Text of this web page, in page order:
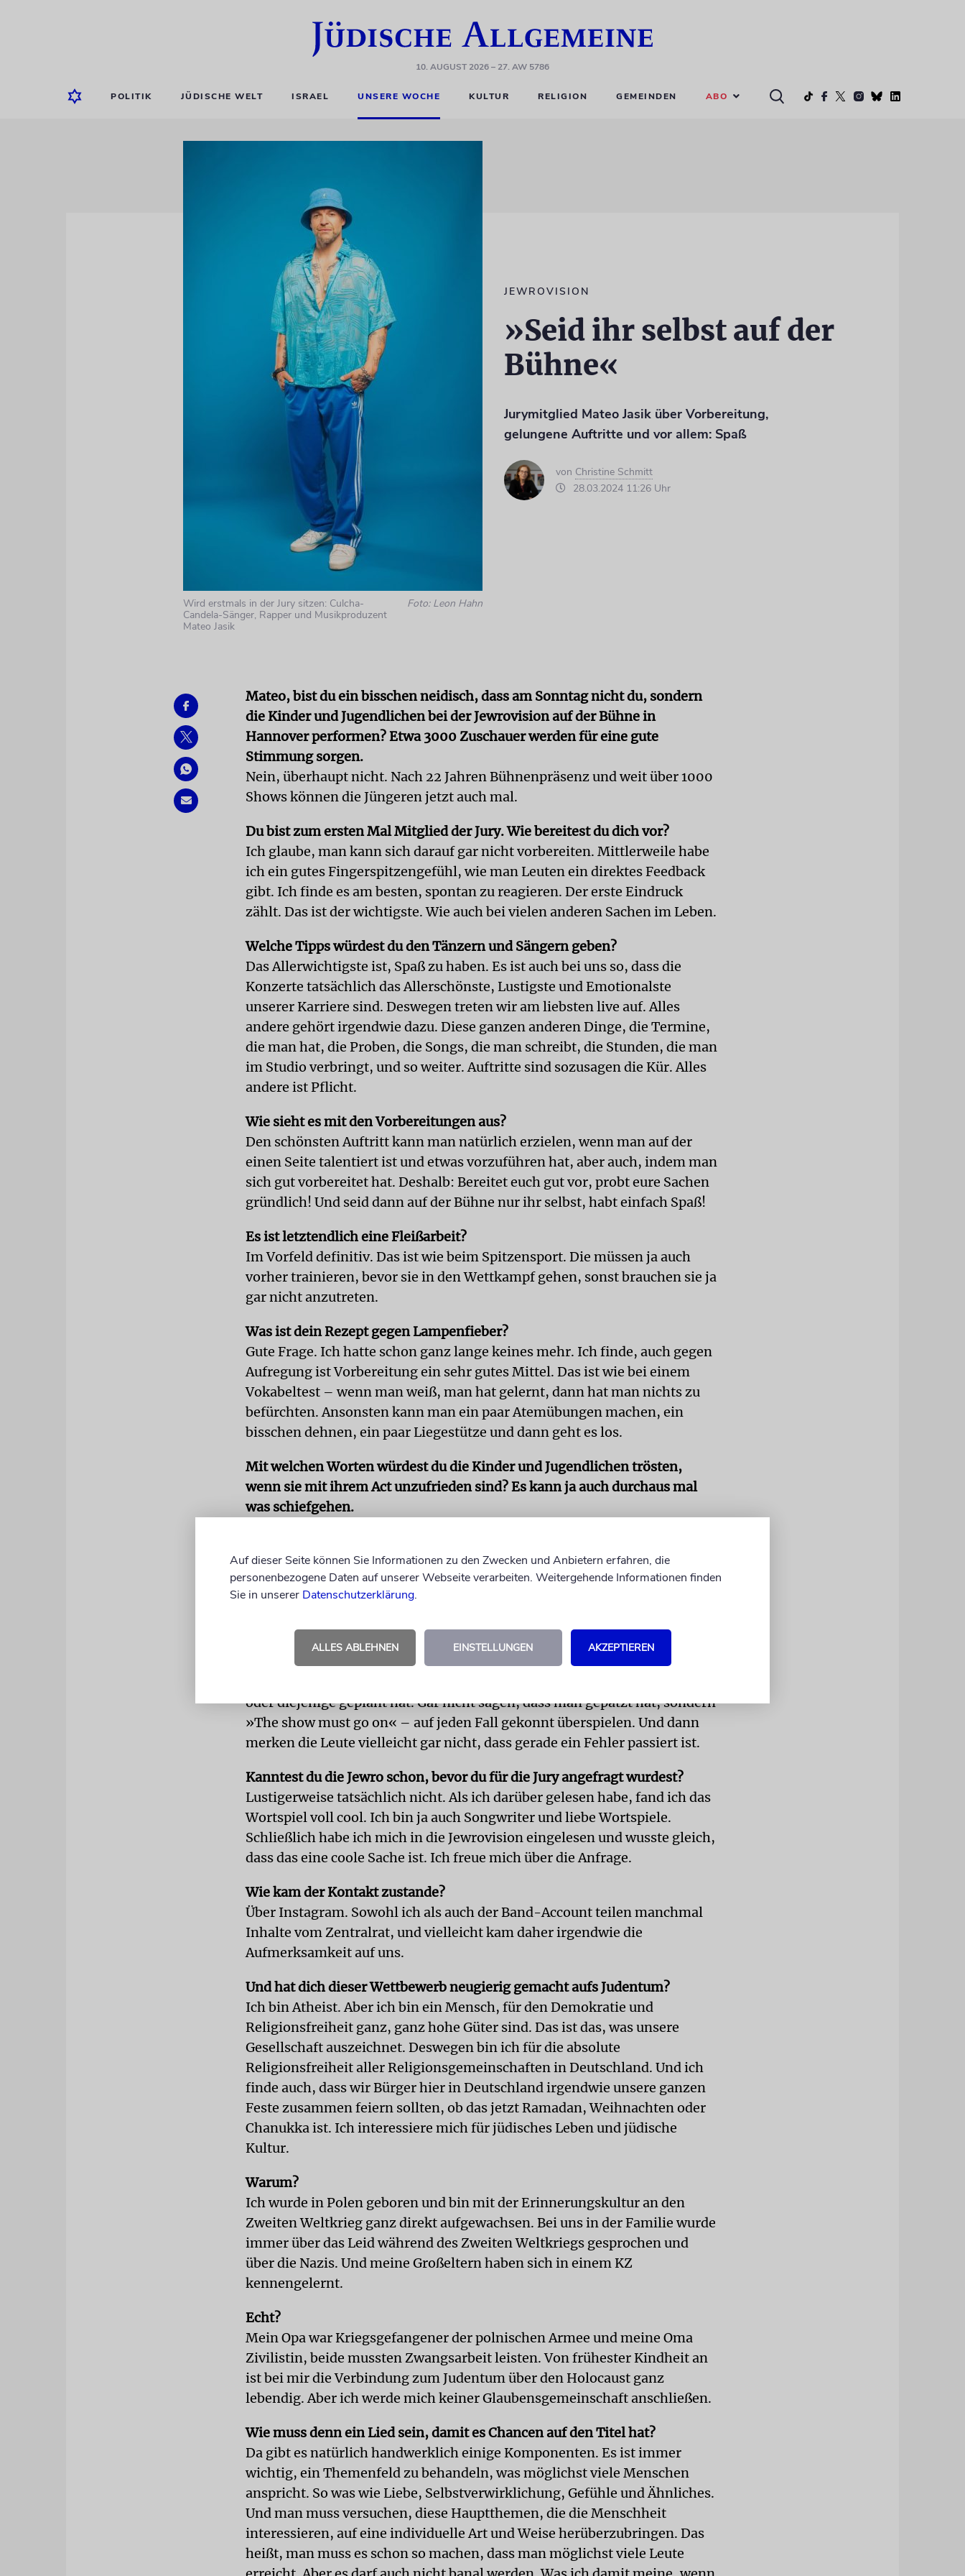
10. AUGUST 2026– 27. AW 5786
POLITIK JÜDISCHE WELT ISRAEL UNSERE WOCHE KULTUR RELIGION GEMEINDEN ABO
Wird erstmals in der Jury sitzen: Culcha-
Candela-Sänger, Rapper und Musikproduzent
Mateo Jasik
Foto: Leon Hahn
JEWROVISION
»Seid ihr selbst auf der
Bühne«
Jurymitglied Mateo Jasik über Vorbereitung,
gelungene Auftritte und vor allem: Spaß
von Christine Schmitt
28.03.2024 11:26 Uhr
Mateo, bist du ein bisschen neidisch, dass am Sonntag nicht du, sondern
die Kinder und Jugendlichen bei der Jewrovision auf der Bühne in
Hannover performen? Etwa 3000 Zuschauer werden für eine gute
Stimmung sorgen.
Nein, überhaupt nicht. Nach 22 Jahren Bühnenpräsenz und weit über 1000
Shows können die Jüngeren jetzt auch mal.
Du bist zum ersten Mal Mitglied der Jury. Wie bereitest du dich vor?
Ich glaube, man kann sich darauf gar nicht vorbereiten. Mittlerweile habe
ich ein gutes Fingerspitzengefühl, wie man Leuten ein direktes Feedback
gibt. Ich finde es am besten, spontan zu reagieren. Der erste Eindruck
zählt. Das ist der wichtigste. Wie auch bei vielen anderen Sachen im Leben.
Welche Tipps würdest du den Tänzern und Sängern geben?
Das Allerwichtigste ist, Spaß zu haben. Es ist auch bei uns so, dass die
Konzerte tatsächlich das Allerschönste, Lustigste und Emotionalste
unserer Karriere sind. Deswegen treten wir am liebsten live auf. Alles
andere gehört irgendwie dazu. Diese ganzen anderen Dinge, die Termine,
die man hat, die Proben, die Songs, die man schreibt, die Stunden, die man
im Studio verbringt, und so weiter. Auftritte sind sozusagen die Kür. Alles
andere ist Pflicht.
Wie sieht es mit den Vorbereitungen aus?
Den schönsten Auftritt kann man natürlich erzielen, wenn man auf der
einen Seite talentiert ist und etwas vorzuführen hat, aber auch, indem man
sich gut vorbereitet hat. Deshalb: Bereitet euch gut vor, probt eure Sachen
gründlich! Und seid dann auf der Bühne nur ihr selbst, habt einfach Spaß!
Es ist letztendlich eine Fleißarbeit?
Im Vorfeld definitiv. Das ist wie beim Spitzensport. Die müssen ja auch
vorher trainieren, bevor sie in den Wettkampf gehen, sonst brauchen sie ja
gar nicht anzutreten.
Was ist dein Rezept gegen Lampenfieber?
Gute Frage. Ich hatte schon ganz lange keines mehr. Ich finde, auch gegen
Aufregung ist Vorbereitung ein sehr gutes Mittel. Das ist wie bei einem
Vokabeltest – wenn man weiß, man hat gelernt, dann hat man nichts zu
befürchten. Ansonsten kann man ein paar Atemübungen machen, ein
bisschen dehnen, ein paar Liegestütze und dann geht es los.
Mit welchen Worten würdest du die Kinder und Jugendlichen trösten,
wenn sie mit ihrem Act unzufrieden sind? Es kann ja auch durchaus mal
was schiefgehen.
sind an ihren Niederlagen gewachsen. Damit man gewinnen kann, muss
man auch lernen zu verlieren.
Es gibt da eine Regel: Wenn etwas schiefgeht, sollte man das überspielen,
oder diejenige geplant hat. Gar nicht sagen, dass man gepatzt hat, sondern
»The show must go on« – auf jeden Fall gekonnt überspielen. Und dann
merken die Leute vielleicht gar nicht, dass gerade ein Fehler passiert ist.
Kanntest du die Jewro schon, bevor du für die Jury angefragt wurdest?
Lustigerweise tatsächlich nicht. Als ich darüber gelesen habe, fand ich das
Wortspiel voll cool. Ich bin ja auch Songwriter und liebe Wortspiele.
Schließlich habe ich mich in die Jewrovision eingelesen und wusste gleich,
dass das eine coole Sache ist. Ich freue mich über die Anfrage.
Wie kam der Kontakt zustande?
Über Instagram. Sowohl ich als auch der Band-Account teilen manchmal
Inhalte vom Zentralrat, und vielleicht kam daher irgendwie die
Aufmerksamkeit auf uns.
Und hat dich dieser Wettbewerb neugierig gemacht aufs Judentum?
Ich bin Atheist. Aber ich bin ein Mensch, für den Demokratie und
Religionsfreiheit ganz, ganz hohe Güter sind. Das ist das, was unsere
Gesellschaft auszeichnet. Deswegen bin ich für die absolute
Religionsfreiheit aller Religionsgemeinschaften in Deutschland. Und ich
finde auch, dass wir Bürger hier in Deutschland irgendwie unsere ganzen
Feste zusammen feiern sollten, ob das jetzt Ramadan, Weihnachten oder
Chanukka ist. Ich interessiere mich für jüdisches Leben und jüdische
Kultur.
Warum?
Ich wurde in Polen geboren und bin mit der Erinnerungskultur an den
Zweiten Weltkrieg ganz direkt aufgewachsen. Bei uns in der Familie wurde
immer über das Leid während des Zweiten Weltkriegs gesprochen und
über die Nazis. Und meine Großeltern haben sich in einem KZ
kennengelernt.
Echt?
Mein Opa war Kriegsgefangener der polnischen Armee und meine Oma
Zivilistin, beide mussten Zwangsarbeit leisten. Von frühester Kindheit an
ist bei mir die Verbindung zum Judentum über den Holocaust ganz
lebendig. Aber ich werde mich keiner Glaubensgemeinschaft anschließen.
Wie muss denn ein Lied sein, damit es Chancen auf den Titel hat?
Da gibt es natürlich handwerklich einige Komponenten. Es ist immer
wichtig, ein Themenfeld zu behandeln, was möglichst viele Menschen
anspricht. So was wie Liebe, Selbstverwirklichung, Gefühle und Ähnliches.
Und man muss versuchen, diese Hauptthemen, die die Menschheit
interessieren, auf eine individuelle Art und Weise herüberzubringen. Das
heißt, man muss es schon so machen, dass man möglichst viele Leute
Auf dieser Seite können Sie Informationen zu den Zwecken und Anbietern erfahren, die
personenbezogene Daten auf unserer Webseite verarbeiten. Weitergehende Informationen finden
Sie in unserer Datenschutzerklärung.
ALLES ABLEHNEN EINSTELLUNGEN AKZEPTIEREN